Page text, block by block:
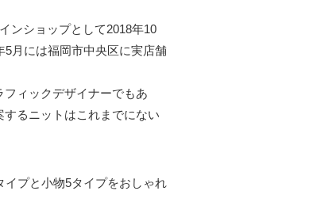
ンショップとして2018年10
5月には福岡市中央区に実店舗
ィックデザイナーでもあ
るニットはこれまでにない
イプと小物5タイプをおしゃれ